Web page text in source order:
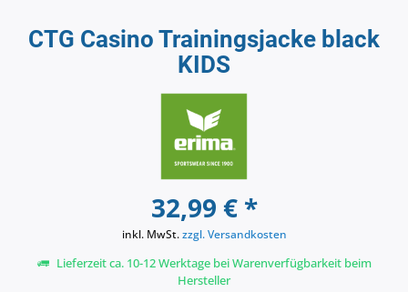
CTG Casino Trainingsjacke black
KIDS
32,99 € *
inkl. MwSt.zzgl. Versandkosten
Lieferzeit ca. 10-12 Werktage bei Warenverfügbarkeit beim
Hersteller